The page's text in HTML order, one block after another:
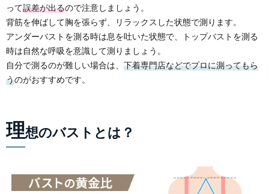
って誤差が出るので注意しましょう。
背筋を伸ばして胸を張らず、リラックスした状態で測ります。
アンダーバストを測る時は息を吐いた状態で、トップバストを測る
時は自然な呼吸を意識して測りましょう。
自分で測るのが難しい場合は、 下着専門店などでプロに測ってもら
うのがおすすめです。
理想のバストとは？